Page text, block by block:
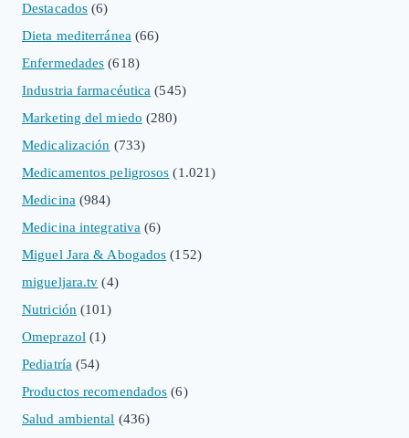
Destacados (6)
Dieta mediterránea (66)
Enfermedades (618)
Industria farmacéutica (545)
Marketing del miedo (280)
Medicalización (733)
Medicamentos peligrosos (1.021)
Medicina (984)
Medicina integrativa (6)
Miguel Jara & Abogados (152)
migueljara.tv (4)
Nutrición (101)
Omeprazol (1)
Pediatría (54)
Productos recomendados (6)
Salud ambiental (436)